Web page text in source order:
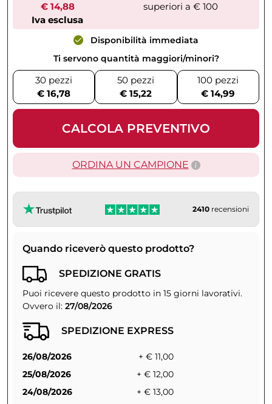
€ 14,88
Iva esclusa
superiori a € 100
Disponibilità immediata
Ti servono quantità maggiori/minori?
30 pezzi
€ 16,78
50 pezzi
€ 15,22
100 pezzi
€ 14,99
CALCOLA PREVENTIVO
ORDINA UN CAMPIONE
2410 recensioni
Quando riceverò questo prodotto?
SPEDIZIONE GRATIS
Puoi ricevere questo prodotto in 15 giorni lavorativi.
Ovvero il: 27/08/2026
SPEDIZIONE EXPRESS
26/08/2026
+ € 11,00
25/08/2026
+ € 12,00
24/08/2026
+ € 13,00